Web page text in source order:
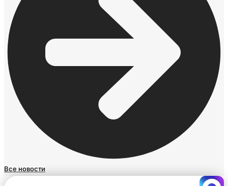
Все новости